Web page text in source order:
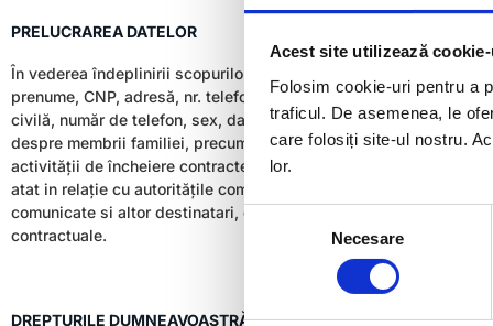
Acest site utilizează
Folosim cookie-uri pentru a
traficul. De asemenea, le
care folosiți site-ul nostru.
lor.
Selecția
consimțământului
Necesare
PRELUCRAREA DATELOR
În vederea îndeplinirii scopurilor de prelucrare, XPLORATE
prenume, CNP, adresă, nr. telefon, e-mail, semnătură,
civilă, număr de telefon, sex, date financiare (număr cont
despre membrii familiei, precum și orice alte informații pe care
activității de încheiere contracte de furnizare de servicii,
atat in relație cu autoritățile competente cât și cu beneficiarii.
comunicate si altor destinatari, dacă este cazul, printre care se
contractuale.
DREPTURILE DUMNEAVOASTRĂ ȘI MODUL DE EXERCITARE AL